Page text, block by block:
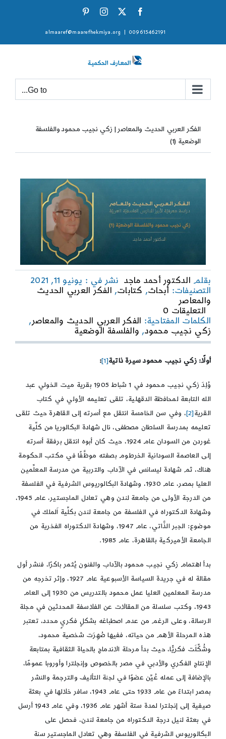
Facebook
X
Instagram
009615462191
almaaref@maarefhekmiya.org
Go to...
الفكر العربي الحديث والمعاصر | زكي نجيب محمود والفلسفة
الوضعية (1)
بقلم الدكتور أحمد ماجد نشر في : يونيو 11, 2021
التصنيفات: أبحاث, كتابات, الفكر العربي الحديث
والمعاصر
التعليقات 0
on
الفكر
العربي
الحديث
|
نجيب
محمود
والفلسفة
الوضعية
الكلمات المفتاحية: الفكر العربي الحديث والمعاصر ,
زكي نجيب محمود, والفلسفة الوضعية
أولًا: زكي نجيب محمود سيرة ذاتية[1]
:
وُلِدَ زكي نجيب محمود في 1 شباط 1905 بقرية ميت الخولي عبد
الله التابعة لمحافظة الدقهلية، تلقى تعليمه الأولي في كتاب
القرية[2]
، وفي سن الخامسة انتقل مع أسرته إلى القاهرة حيث تلقى
تعليمه بمدرسة السلطان مصطفى، نال شهادة البكالوريا من كلِّية
غوردن من السودان عام 1924، حيث كان أبوه انتقل برفقة أسرته
إلى العاصمة السودانية الخرطوم بصفته موظَّفًا في مكتب الحكومة
هناك، ثم شهادة ليسانس في الآداب والتربية من مدرسة المعلِّمين
العليا بمصر، عام 1930، وشهادة البكالوريوس الشرفية في الفلسفة
من الدرجة الأولى من جامعة لندن وهي تعادل الماجستير، عام 1945،
وشهادة الدكتوراه في الفلسفة من جامعة لندن بكلِّية اَلملك في
موضوع: الجبر الذَّاتي، عام 1947، وشهادة الدكتوراه الفخرية من
الجامعة الأميركية بالقاهرة، عام 1985.
بدأ اهتمام زكي نجيب محمود بالآداب والفنون يُثمر باكرًا، فنشر أول
مقالة له في جريدة السياسة الأسبوعية عام 1927، وإثر تخرجه من
مدرسة المعلمين العليا عمل محمود بالتدريس من 1930 إلى العام
1943، وكتب سلسلة من المقالات عن الفلاسفة المحدثين في مجلة
الرسالة، وعلى الرغم من عدم اصطباغه بشكلٍ فكريٍ محدد، تعتبر
هذه المرحلة الأهم من حياته، ففيها صُهِرَت شخصية محمود،
وشُكِّلَت فكريًّا، حيث بدأ مرحلة الاندماج بالحياة الثقافية بمتابعة
الإنتاج الفكري والأدبي في مصر بالخصوص وإنجلترا وأوروبا عمومًا،
بالإضافة إلى عمله عُيِّن عضوًا في لجنة التأليف والترجمة والنشر
بمصر ابتداءً من عام 1933 حتى عام 1943، سافر خلالها في بعثة
صيفية إلى إنجلترا لمدة ستة أشهر عام 1936، وفي عام 1943 أرسل
في بعثة لنيل درجة الدكتوراه من جامعة لندن، فحصل على
البكالوريوس الشرفية في الفلسفة وهي تعادل الماجستير سنة